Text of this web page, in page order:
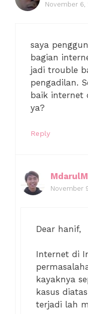
November 6,
saya
bagian
jadi trouble
pengadilan.
baik internet
ya?
Reply
MdarulM
November
Dear hanif,
Internet di
kayaknya
kasus
terjadi lah